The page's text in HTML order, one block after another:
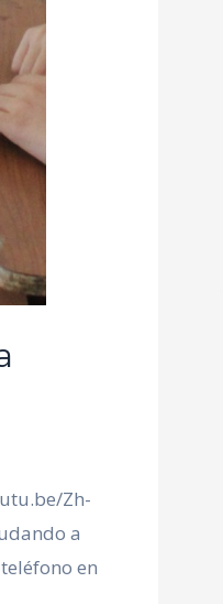
Zh-
a
en